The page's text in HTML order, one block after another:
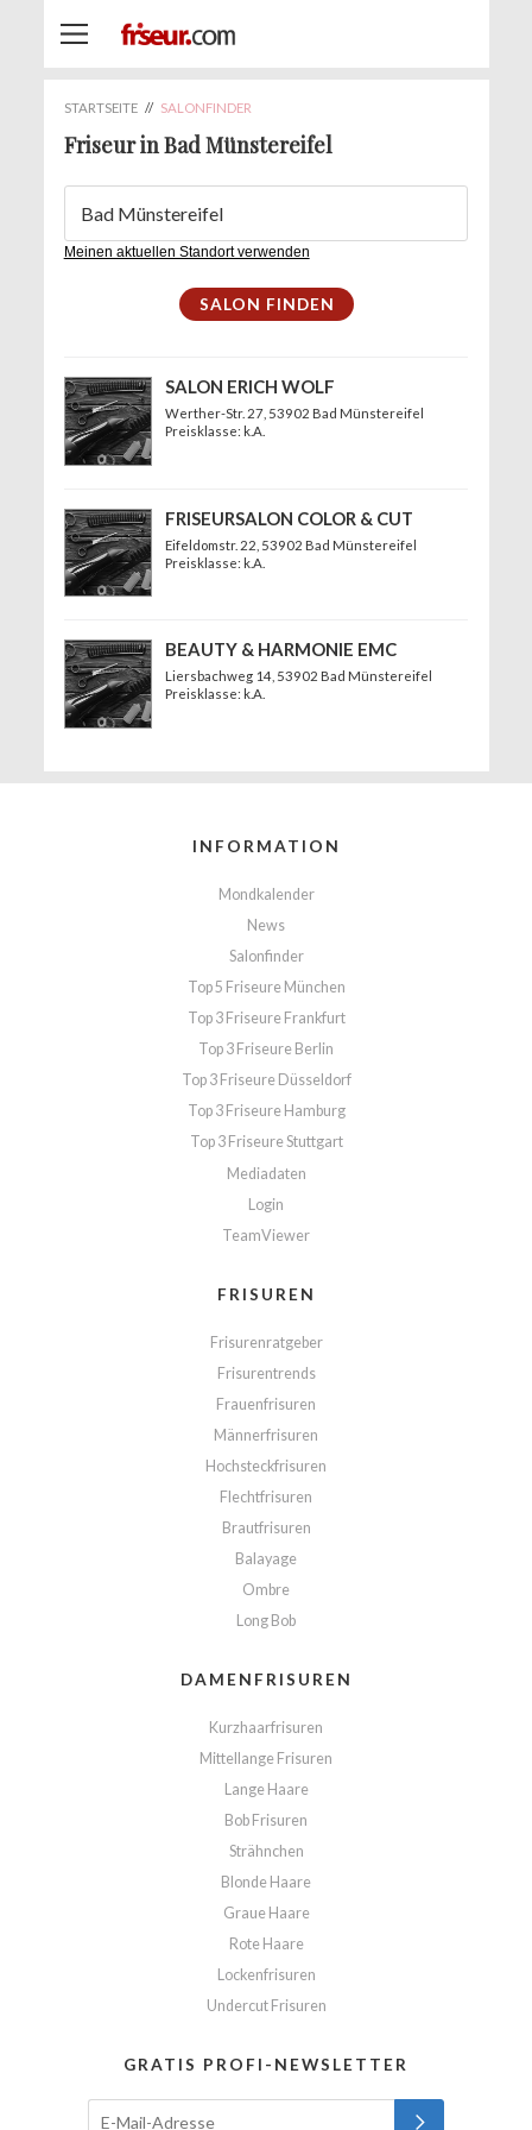
STARTSEITE // SALONFINDER
Friseur in Bad Münstereifel
Meinen aktuellen Standort verwenden
SALON ERICH WOLF
Werther-Str. 27, 53902 Bad Münstereifel
Preisklasse: k.A.
FRISEURSALON COLOR & CUT
Eifeldomstr. 22 , 53902 Bad Münstereifel
Preisklasse: k.A.
BEAUTY & HARMONIE EMC
Liersbachweg 14, 53902 Bad Münstereifel
Preisklasse: k.A.
INFORMATION
Mondkalender
News
Salonfinder
Top 5 Friseure München
Top 3 Friseure Frankfurt
Top 3 Friseure Berlin
Top 3 Friseure Düsseldorf
Top 3 Friseure Hamburg
Top 3 Friseure Stuttgart
Mediadaten
Login
TeamViewer
FRISUREN
Frisurenratgeber
Frisurentrends
Frauenfrisuren
Männerfrisuren
Hochsteckfrisuren
Flechtfrisuren
Brautfrisuren
Balayage
Ombre
Long Bob
DAMENFRISUREN
Kurzhaarfrisuren
Mittellange Frisuren
Lange Haare
Bob Frisuren
Strähnchen
Blonde Haare
Graue Haare
Rote Haare
Lockenfrisuren
Undercut Frisuren
GRATIS PROFI-NEWSLETTER